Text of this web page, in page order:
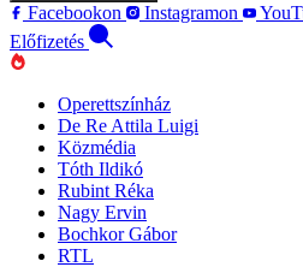
Facebookon Instagramon
Előfizetés
Operettszínház
De Re Attila Luigi
Közmédia
Tóth Ildikó
Rubint Réka
Nagy Ervin
Bochkor Gábor
RTL